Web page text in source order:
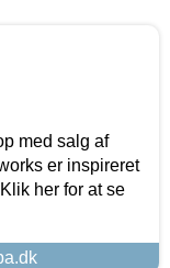
med salg af
er inspireret
her for at se